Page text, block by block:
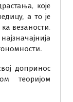
које
а то је
везаности.
допринос
теоријом